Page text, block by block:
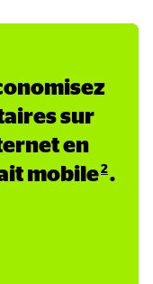
sur
en
mobile2.